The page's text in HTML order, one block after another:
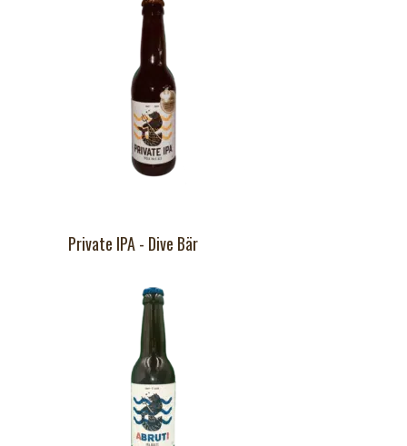
Private IPA - Dive Bär